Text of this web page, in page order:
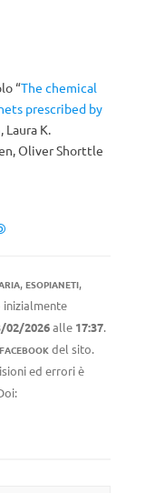
“The chemical
prescribed by
Laura K.
Oliver Shorttle
, ESOPIANETI,
02/2026alle 17:37.
del sito.
ed errori è